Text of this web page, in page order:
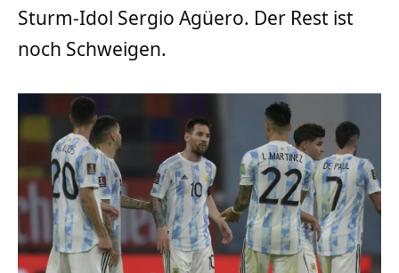
Sturm-Idol Sergio Agüero. Der Rest ist
noch Schweigen.